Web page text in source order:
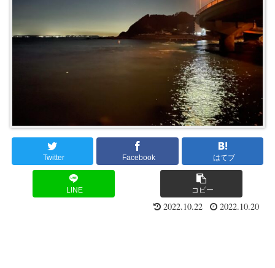
Twitter Facebook はてブ
LINE コピー
2022.10.22 2022.10.20